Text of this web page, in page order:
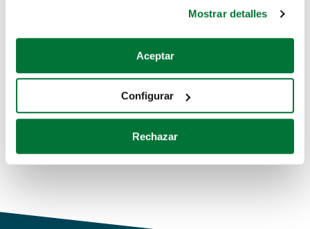
Si lo permite, también quisiéramos:
Recopilar información sobre su ubicación geográfica
Identificar su dispositivo analizándolo activamente
para buscar características específicas (huellas
Obtenga más información sobre cómo se procesan sus
de cookies.
Mostrar detalles
Aceptar
Configurar
Rechazar
Coches de segunda mano
Coches de km0